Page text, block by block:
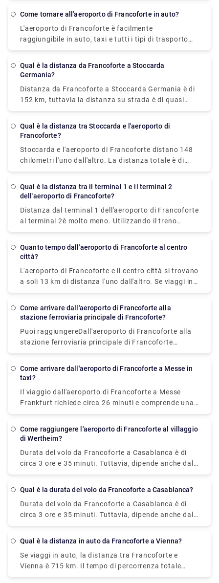
Questo treno parte ogni quattro ore e opera tutti i
giorni.
Come tornare all'aeroporto di Francoforte in auto?
L'aeroporto di Francoforte è facilmente
raggiungibile in auto, taxi e tutti i tipi di trasporto
pubblico. Utilizzando un'auto, ci vorranno 20 minuti
centro della città.
Qual è la distanza da Francoforte a Stoccarda
Germania?
Distanza da Francoforte a Stoccarda Germania è di
152 km, tuttavia la distanza su strada è di quasi
204 km. Il ridesharing è il modo più economico per
tra €7 e €16 e impiega 2 ore e 24 minuti. Da
Stoccarda. Una volta alla settimana, il sabato, i
servizi partono. Il viaggio dura circa 4 ore.
Qual è la distanza tra Stoccarda e l'aeroporto di
Francoforte?
Stoccarda e l'aeroporto di Francoforte distano 148
chilometri l'uno dall'altro. La distanza totale è di
204,4 chilometri. Il metodo più veloce per arrivare
che costa tra €8 e €11 e impiega 1 ora e 10
francofortepuò essere facilmente attraversato.
Qual è la distanza tra il terminal 1 e il terminal 2
dell'aeroporto di Francoforte?
Distanza dal terminal 1 dell'aeroporto di Francoforte
al terminal 2è molto meno. Utilizzando il treno
navetta di terra, il viaggio è inferiore a 5 minuti per
ai check-in dei varchi di partenza del Terminal 1,
Quanto tempo dall'aeroporto di Francoforte al centro
città?
L'aeroporto di Francoforte e il centro città si trovano
a soli 13 km di distanza l'uno dall'altro. Se viaggi in
auto, ci vogliono 20 minuti mentre se prendi il treno,
arrivare dall'aeroporto di Francoforte al centro città
il treno, che costa 5 € e impiega solo 15 minuti. Se
usi un taxi, il costo sarà di circa 30-35 euro. Si può
trasferimento privato all'aeroporto di Francoforte.
Come arrivare dall'aeroporto di Francoforte alla
stazione ferroviaria principale di Francoforte?
Puoi raggiungereDall'aeroporto di Francoforte alla
stazione ferroviaria principale di Francoforte
utilizzando molte opzioni. Il treno, che costa €10-17
per andare dall'aeroporto di Francoforte (FRA) alla
mezzo di trasporto più rapido dall'aeroporto di
Francoforte (FRA) alla stazione centrale di
richiede 25 minuti per essere completata.
Come arrivare dall'aeroporto di Francoforte a Messe in
taxi?
Il viaggio dall'aeroporto di Francoforte a Messe
Frankfurt richiede circa 26 minuti e comprende una
distanza di circa 13 chilometri in taxi.Aeroporto di
più confortevole in quanto non è necessario guidare
pubblici.
Come raggiungere l'aeroporto di Francoforte al villaggio
di Wertheim?
Durata del volo da Francoforte a Casablanca è di
circa 3 ore e 35 minuti. Tuttavia, dipende anche dal
tipo di volo che hai preso e se ha delle soste o meno.
Qual è la durata del volo da Francoforte a Casablanca?
Durata del volo da Francoforte a Casablanca è di
circa 3 ore e 35 minuti. Tuttavia, dipende anche dal
tipo di volo che hai preso e se si tratta di un volo in
Qual è la distanza in auto da Francoforte a Vienna?
Se viaggi in auto, la distanza tra Francoforte e
Vienna è 715 km. Il tempo di percorrenza totale
sarebbe di circa 7 - 7,5 ore e può variare in base al